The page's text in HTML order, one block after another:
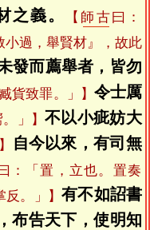
之義。
【 師古曰：
小過，舉賢材』，故此
發而薦舉者，皆勿
貨致罪。」】 令士厲
。」】不以小疵妨大
自今以來，有司無
：「置，立也。置奏
反。」】有不如詔書
布告天下，使明知